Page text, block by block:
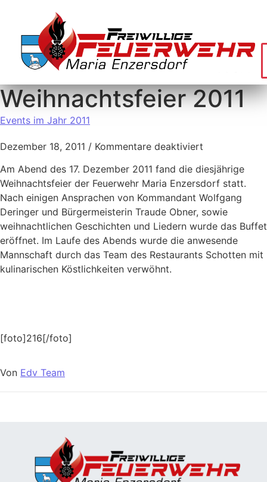
Weihnachtsfeier 2011
Events im Jahr 2011
Dezember 18, 2011 / Kommentare deaktiviert
Am Abend des 17. Dezember 2011 fand die diesjährige
Weihnachtsfeier der Feuerwehr Maria Enzersdorf statt.
Nach einigen Ansprachen von Kommandant Wolfgang
Deringer und Bürgermeisterin Traude Obner, sowie
weihnachtlichen Geschichten und Liedern wurde das Buffet
eröffnet. Im Laufe des Abends wurde die anwesende
Mannschaft durch das Team des Restaurants Schotten mit
kulinarischen Köstlichkeiten verwöhnt.
[foto]216[/foto]
Von Edv Team